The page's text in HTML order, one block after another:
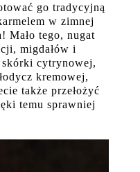
go tradycyjną
w zimnej
Mało tego, nugat
migdałów i
cytrynowej,
kremowej,
także przełożyć
temu sprawniej